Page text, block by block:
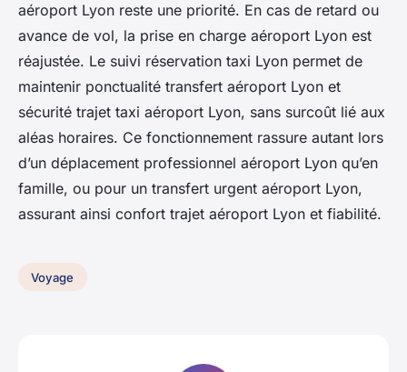
aéroport Lyon reste une priorité. En cas de retard ou
avance de vol, la prise en charge aéroport Lyon est
réajustée. Le suivi réservation taxi Lyon permet de
maintenir ponctualité transfert aéroport Lyon et
sécurité trajet taxi aéroport Lyon, sans surcoût lié aux
aléas horaires. Ce fonctionnement rassure autant lors
d’un déplacement professionnel aéroport Lyon qu’en
famille, ou pour un transfert urgent aéroport Lyon,
assurant ainsi confort trajet aéroport Lyon et fiabilité.
Voyage